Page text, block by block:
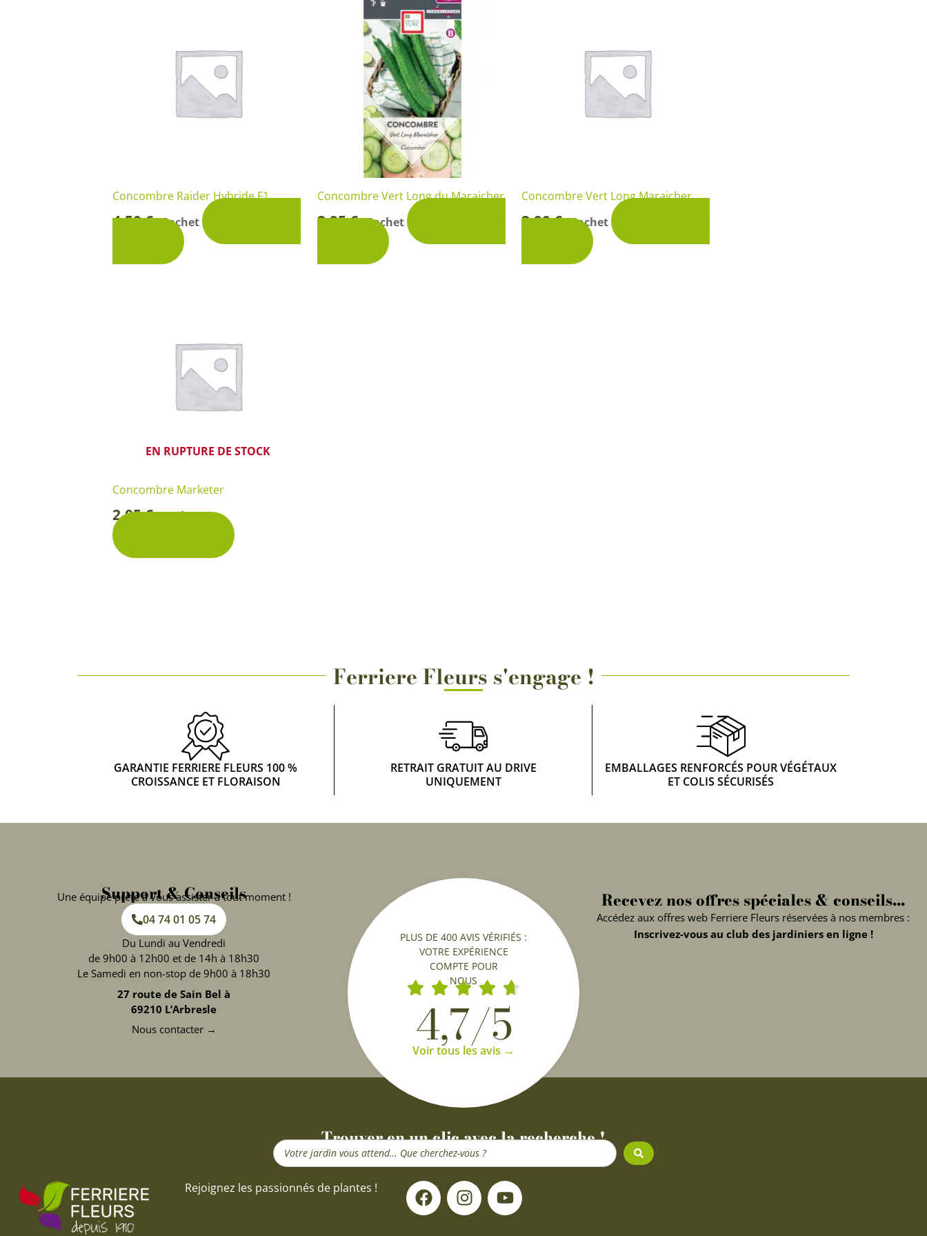
Rosiers à grosses fleurs
Rosiers parfumés
Rosiers grimpants
Bulbes de fleurs de A à Z
Bulbes du Potager
Concombre Raider Hybride F1
4,50€ Sachet
Concombre Vert Long du Maraicher
2,95€ Sachet
Concombre Vert Long Maraicher
2,90€ -Sachet
EN RUPTURE DE STOCK
Concombre Marketer
2,05€-Sachet
Ferriere Fleurs s'engage !
GARANTIE FERRIERE FLEURS 100 %
CROISSANCE ET FLORAISON
RETRAIT GRATUIT AU DRIVE
UNIQUEMENT
EMBALLAGES RENFORCÉS POUR VÉGÉTAUX
ET COLIS SÉCURISÉS
Support & Conseils
Une équipe prête à vous assister à tout moment !
04 74 01 05 74
Du Lundi au Vendredi
de 9h00 à 12h00 et de 14h à 18h30
Le Samedi en non-stop de 9h00 à 18h30
27 route de Sain Bel à
69210 L’Arbresle
Nous contacter →
PLUS DE 400 AVIS VÉRIFIÉS :
VOTRE EXPÉRIENCE
COMPTE POUR
NOUS
4,7/5
Voir tous les avis →
Recevez nos offres spéciales & conseils...
Accédez aux offres web Ferriere Fleurs réservées à nos membres :
Inscrivez-vous au club des jardiniers en ligne !
Trouver en un clic avec la recherche !
Search
...
Rejoignez les passionnés de plantes ! F
a
c
I
n
s
Y
o
u